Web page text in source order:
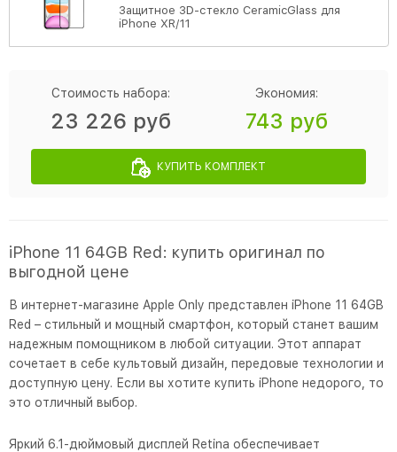
Защитное 3D-стекло CeramicGlass для
iPhone XR/11
Стоимость набора:
23 226 руб
Экономия:
743 руб
КУПИТЬ КОМПЛЕКТ
iPhone 11 64GB Red: купить оригинал по
выгодной цене
В интернет-магазине Apple Only представлен iPhone 11 64GB
Red – стильный и мощный смартфон, который станет вашим
надежным помощником в любой ситуации. Этот аппарат
сочетает в себе культовый дизайн, передовые технологии и
доступную цену. Если вы хотите купить iPhone недорого, то
это отличный выбор.
Яркий 6.1-дюймовый дисплей Retina обеспечивает